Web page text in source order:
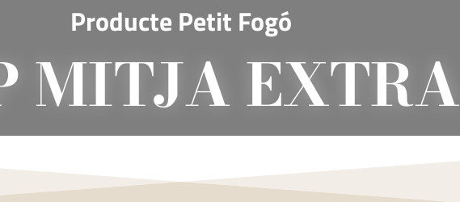
ProductePetit Fogó
MITJA EXTRA